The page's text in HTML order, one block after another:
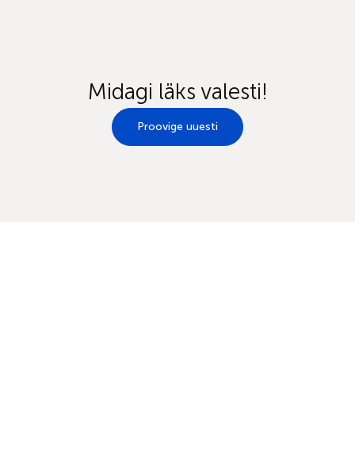
Midagi läks valesti!
Proovige uuesti